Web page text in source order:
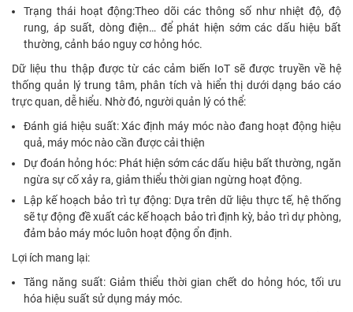
Trạng thái hoạt động:Theo dõi các thông số như nhiệt độ, độ
rung, áp suất, dòng điện… để phát hiện sớm các dấu hiệu bất
thường, cảnh báo nguy cơ hỏng hóc.
Dữ liệu thu thập được từ các cảm biến IoT sẽ được truyền về hệ
thống quản lý trung tâm, phân tích và hiển thị dưới dạng báo cáo
trực quan, dễ hiểu. Nhờ đó, người quản lý có thể:
Đánh giá hiệu suất: Xác định máy móc nào đang hoạt động hiệu
quả, máy móc nào cần được cải thiện
Dự đoán hỏng hóc: Phát hiện sớm các dấu hiệu bất thường, ngăn
ngừa sự cố xảy ra, giảm thiểu thời gian ngừng hoạt động.
Lập kế hoạch bảo trì tự động: Dựa trên dữ liệu thực tế, hệ thống
sẽ tự động đề xuất các kế hoạch bảo trì định kỳ, bảo trì dự phòng,
đảm bảo máy móc luôn hoạt động ổn định.
Lợi ích mang lại:
Tăng năng suất: Giảm thiểu thời gian chết do hỏng hóc, tối ưu
hóa hiệu suất sử dụng máy móc.